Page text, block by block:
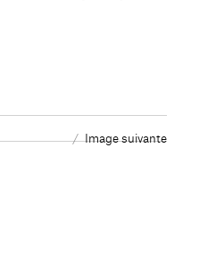
Image suivante